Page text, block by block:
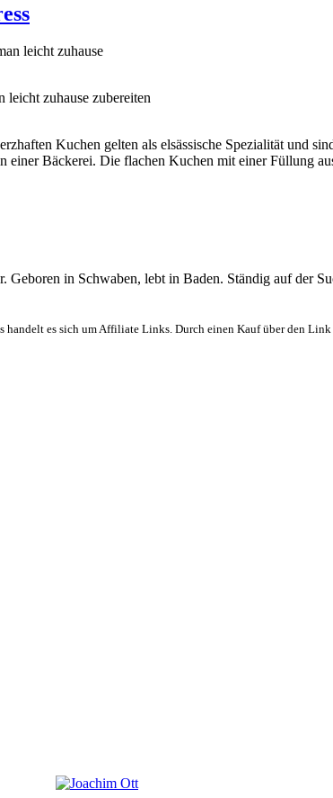
leicht zuhause zubereiten
Kuchen gelten als elsässische Spezialität und
Bäckerei. Die flachen Kuchen mit einer Füllung
Geboren in Schwaben, lebt in Baden. Ständig auf der
es sich um Affiliate Links. Durch einen Kauf über den